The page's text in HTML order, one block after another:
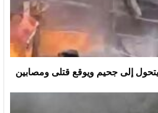
إلى جحيم ويوقع قتلى ومصابين